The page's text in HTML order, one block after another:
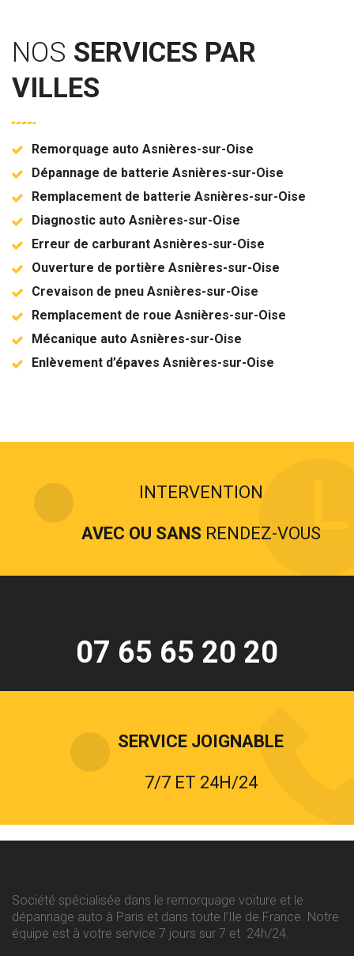
NOS SERVICES PAR
VILLES
Remorquage auto Asnières-sur-Oise
Dépannage de batterie Asnières-sur-Oise
Remplacement de batterie Asnières-sur-Oise
Diagnostic auto Asnières-sur-Oise
Erreur de carburant Asnières-sur-Oise
Ouverture de portière Asnières-sur-Oise
Crevaison de pneu Asnières-sur-Oise
Remplacement de roue Asnières-sur-Oise
Mécanique auto Asnières-sur-Oise
Enlèvement d’épaves Asnières-sur-Oise
INTERVENTION
AVEC OU SANS RENDEZ-VOUS
07 65 65 20 20
SERVICE JOIGNABLE
7/7 ET 24H/24
Société spécialisée dans le remorquage voiture et le
dépannage auto à Paris et dans toute l’Ile de France. Notre
équipe est à votre service 7 jours sur 7 et 24h/24.